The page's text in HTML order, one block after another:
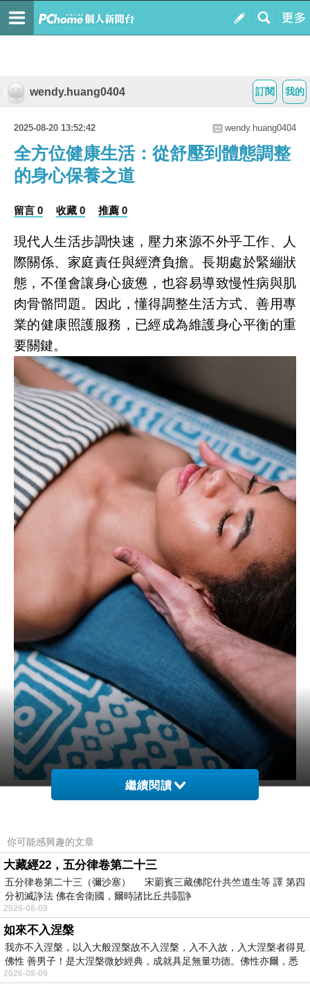
我的
訂閱
wendy.huang0404
2025-08-20 13:52:42 wendy.huang0404
全方位健康生活：從舒壓到體態調整
的身心保養之道
留言 0 收藏 0 推薦 0
現代人生活步調快速，壓力來源不外乎工作、人
際關係、家庭責任與經濟負擔。長期處於緊繃狀
態，不僅會讓身心疲憊，也容易導致慢性病與肌
肉骨骼問題。因此，懂得調整生活方式、善用專
業的健康照護服務，已經成為維護身心平衡的重
要關鍵。
在這篇文章中，我們將從舒壓、按摩、運動恢
造一個全方位的健康生活藍圖。
壓力對健康的隱性影響
壓力雖然是生活中難以避免的一部分，但若長期
忽略，會對身體造成嚴重影響。壓力過高時，身
體會分泌大量皮質醇，這種荷爾蒙會影響免疫系
統、消化系統以及新陳代謝。許多人因為壓力導
致失眠、焦慮，甚至進一步影響心血管健康。
繼續閱讀
你可能感興趣的文章
大藏經22，五分律卷第二十三
五分律卷第二十三（彌沙塞） 宋罽賓三藏佛陀什共竺道生等 譯 第四
分初滅諍法 佛在舍衛國，爾時諸比丘共鬪諍
2026-08-09
如來不入涅槃
我亦不入涅槃，以入大般涅槃故不入涅槃，入不入故，入大涅槃者得見
佛性 善男子！是大涅槃微妙經典，成就具足無量功德。佛性亦爾，悉
2026-08-09